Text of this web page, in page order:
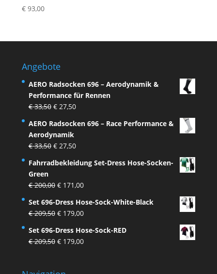
€93,00
Angebote
AERO Radsocken 696 – Aerodynamik &
Performance für Rennen
€33,50 Ursprünglicher
war:
€ 33,50
€27,50Aktueller
ist:
AERO Radsocken 696 – Race Performance &
Aerodynamik
€33,50 Ursprünglicher
war:
€27,50Aktueller
ist:
Fahrradbekleidung Set-Dress Hose-Socken-
Green
€200,00 Ursprünglicher
war:
€ 200,00
€171,00Aktueller
ist:
€ 171,00.
Set 696-Dress Hose-Sock-White-Black
€209,50 Ursprünglicher
war:
€ 209,50
€179,00Aktueller
ist:
€ 179,00.
Set 696-Dress Hose-Sock-RED
€209,50 Ursprünglicher
€179,00Aktueller